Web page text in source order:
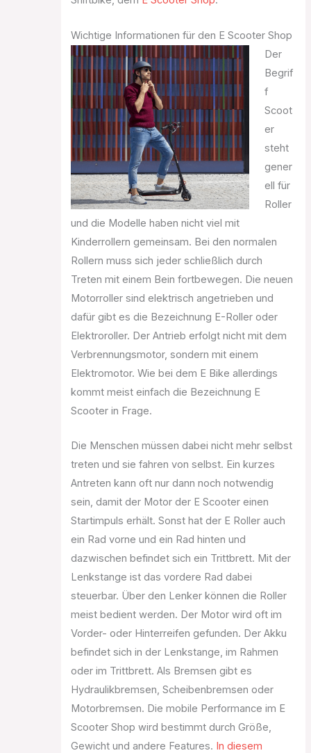
Wichtige Informationen für den E Scooter Shop
Der
Begrif
f
Scoot
er
steht
gener
ell für
Roller
und die Modelle haben nicht viel mit
Kinderrollern gemeinsam. Bei den normalen
Rollern muss sich jeder schließlich durch
Treten mit einem Bein fortbewegen. Die neuen
Motorroller sind elektrisch angetrieben und
dafür gibt es die Bezeichnung E-Roller oder
Elektroroller. Der Antrieb erfolgt nicht mit dem
Verbrennungsmotor, sondern mit einem
Elektromotor. Wie bei dem E Bike allerdings
kommt meist einfach die Bezeichnung E
Scooter in Frage.
Die Menschen müssen dabei nicht mehr selbst
treten und sie fahren von selbst. Ein kurzes
Antreten kann oft nur dann noch notwendig
sein, damit der Motor der E Scooter einen
Startimpuls erhält. Sonst hat der E Roller auch
ein Rad vorne und ein Rad hinten und
dazwischen befindet sich ein Trittbrett. Mit der
Lenkstange ist das vordere Rad dabei
steuerbar. Über den Lenker können die Roller
meist bedient werden. Der Motor wird oft im
Vorder- oder Hinterreifen gefunden. Der Akku
befindet sich in der Lenkstange, im Rahmen
oder im Trittbrett. Als Bremsen gibt es
Hydraulikbremsen, Scheibenbremsen oder
Motorbremsen. Die mobile Performance im E
Scooter Shop wird bestimmt durch Größe,
Gewicht und andere Features. In diesem